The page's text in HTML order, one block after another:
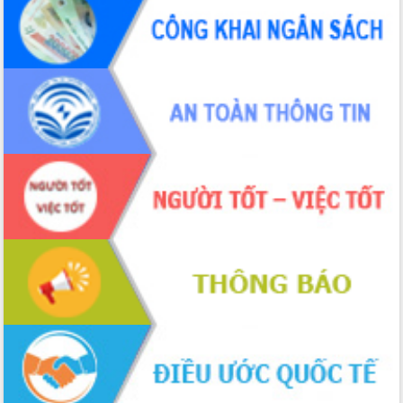
Đắk Lắk”
Tăng cường giám sát, đôn đốc thực
hiện nhiệm vụ quản lý tài sản công
hàng tuần
Tháo gỡ những vướng mắc, đẩy mạnh
công tác cải cách thủ tục hành chính
tại Trung tâm Phục vụ hành chính
công tỉnh
Đắk Lắk: Tôn vinh 46 giải pháp tại Hội
thi Sáng tạo Kỹ thuật 2024 - 2025
Đắk Lắk rà soát, điều chỉnh Đề án 190
về phát triển nuôi trồng thủy sản
Phó Chủ tịch UBND tỉnh Đắk Lắk
Trương Công Thái kiểm tra thực địa
Dự án cao tốc Khánh Hòa - Buôn Ma
Thuột
Định vị cà phê Việt Nam như một “di
sản sống” trong dòng chảy toàn cầu
Xây dựng nông thôn mới: Nâng cao đời
sống người dân từ những mô hình thiết